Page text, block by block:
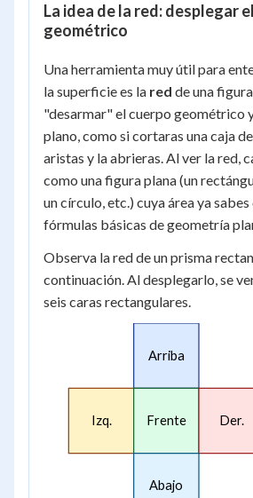
La idea de la red: desplegar
geométrico
Una herramienta muy útil para
la superficie es la red de una
"desarmar" el cuerpo geométrico
plano, como si cortaras una caja
aristas y la abrieras. Al ver la red,
como una figura plana (un
un círculo, etc.) cuya área ya
fórmulas básicas de geometría
Observa la red de un prisma
continuación. Al desplegarlo, se
seis caras rectangulares.
Arriba
Izq. Frente Der.
Abajo